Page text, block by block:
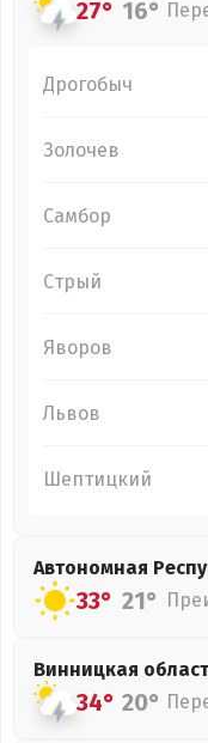
27° 16°
Дрогобыч
Золочев
Самбор
Стрый
Яворов
Львов
Шептицкий
Автономная
33° 21°
Винницкая
34° 20°